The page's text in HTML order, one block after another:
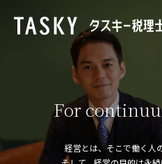
For
経営とは、そこで働く人